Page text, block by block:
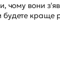
чому вони
будете